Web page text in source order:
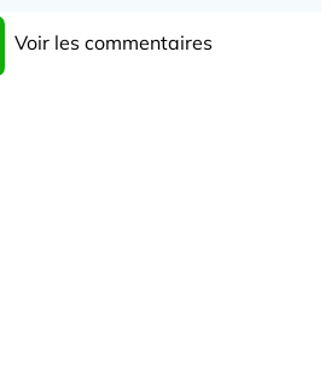
WhatsApp
Voir les commentaires